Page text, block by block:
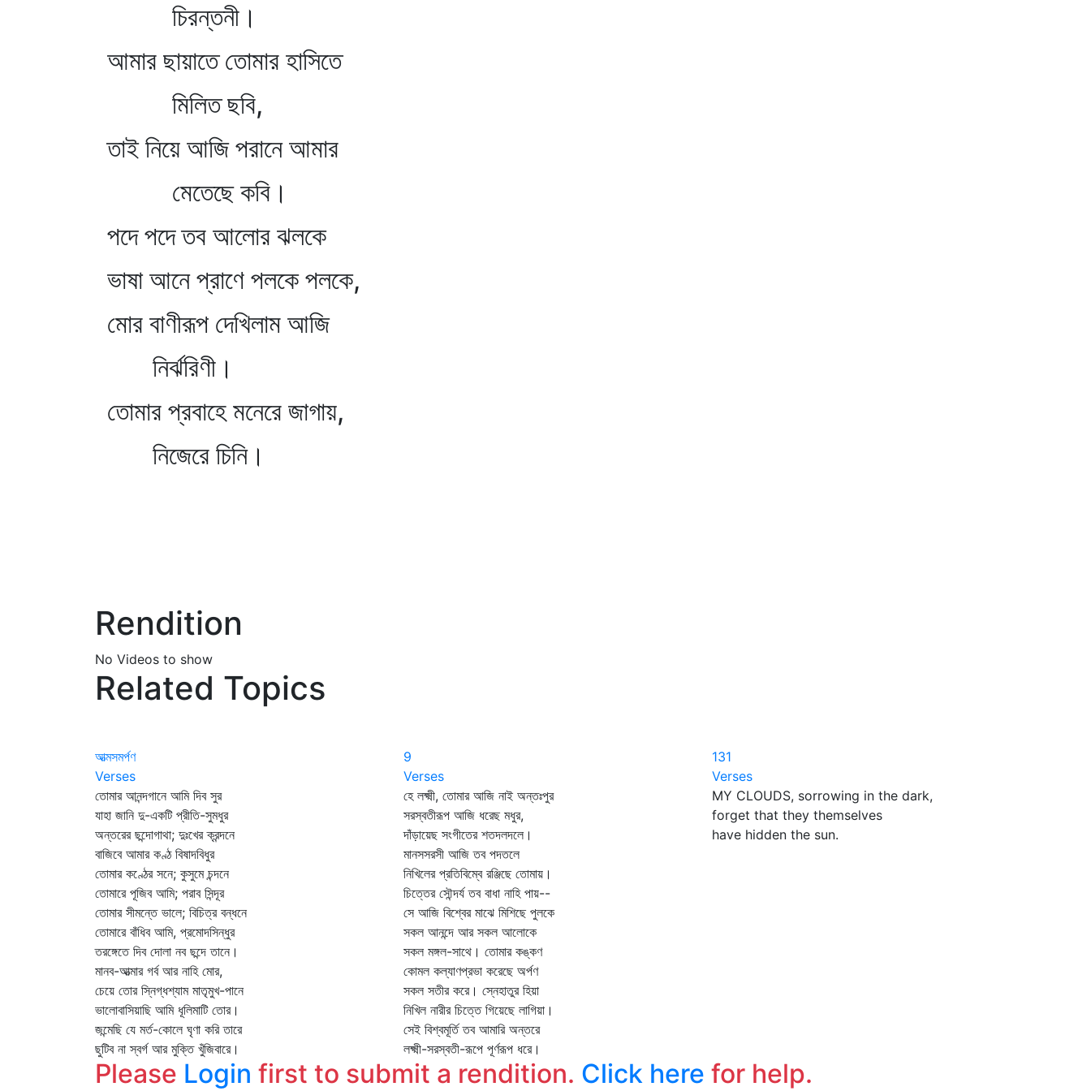
চিরন্তনী।
আমার ছায়াতে তোমার হাসিতে
মিলিত ছবি,
তাই নিয়ে আজি পরানে আমার
মেতেছে কবি।
পদে পদে তব আলোর ঝলকে
ভাষা আনে প্রাণে পলকে পলকে,
মোর বাণীরূপ দেখিলাম আজি
নির্ঝরিণী।
তোমার প্রবাহে মনেরে জাগায়,
নিজেরে চিনি।
Rendition
No Videos to show
Related Topics
আত্মসমর্পণ
Verses
তোমার আনন্দগানে আমি দিব সুর
যাহা জানি দু-একটি প্রীতি-সুমধুর
অন্তরের ছন্দোগাথা; দুঃখের ক্রন্দনে
বাজিবে আমার কণ্ঠ বিষাদবিধুর
তোমার কণ্ঠের সনে; কুসুমে চন্দনে
তোমারে পূজিব আমি; পরাব সিন্দূর
তোমার সীমন্তে ভালে; বিচিত্র বন্ধনে
তোমারে বাঁধিব আমি, প্রমোদসিন্ধুর
তরঙ্গেতে দিব দোলা নব ছন্দে তানে।
মানব-আত্মার গর্ব আর নাহি মোর,
চেয়ে তোর স্নিগ্ধশ্যাম মাতৃমুখ-পানে
ভালোবাসিয়াছি আমি ধূলিমাটি তোর।
জন্মেছি যে মর্ত-কোলে ঘৃণা করি তারে
ছুটিব না স্বর্গ আর মুক্তি খুঁজিবারে।
9
Verses
হে লক্ষ্মী, তোমার আজি নাই অন্তঃপুর
সরস্বতীরূপ আজি ধরেছ মধুর,
দাঁড়ায়েছ সংগীতের শতদলদলে।
মানসসরসী আজি তব পদতলে
নিখিলের প্রতিবিম্বে রঞ্জিছে তোমায়।
চিত্তের সৌন্দর্য তব বাধা নাহি পায়--
সে আজি বিশ্বের মাঝে মিশিছে পুলকে
সকল আনন্দে আর সকল আলোকে
সকল মঙ্গল-সাথে। তোমার কঙ্কণ
কোমল কল্যাণপ্রভা করেছে অর্পণ
সকল সতীর করে। স্নেহাতুর হিয়া
নিখিল নারীর চিত্তে গিয়েছে লাগিয়া।
সেই বিশ্বমূর্তি তব আমারি অন্তরে
লক্ষ্মী-সরস্বতী-রূপে পূর্ণরূপ ধরে।
131
Verses
MY CLOUDS, sorrowing in the dark,
forget that they themselves
have hidden the sun.
Please Login first to submit a rendition. Click here for help.